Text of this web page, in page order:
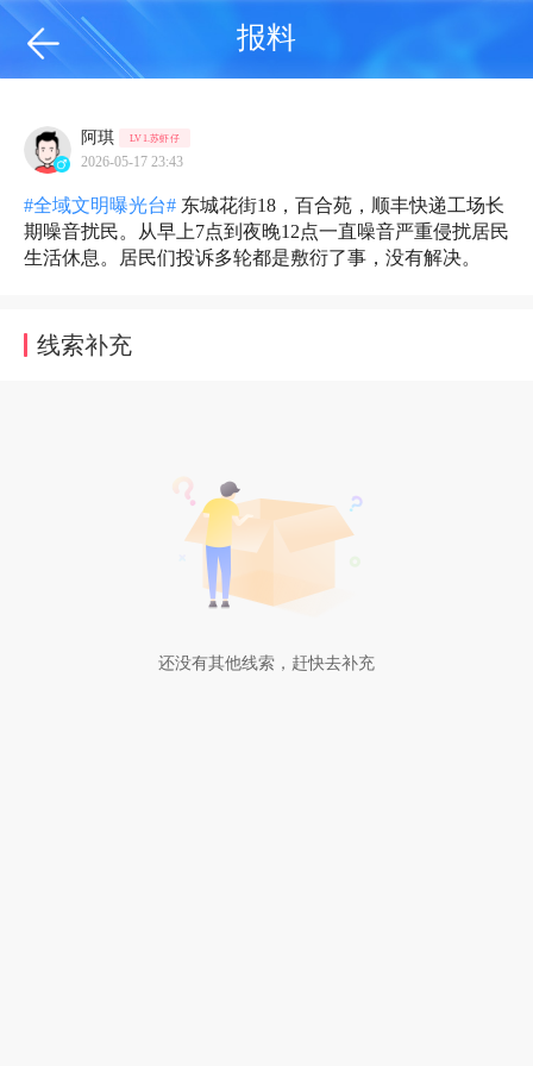
报料
阿琪 LV1.苏虾仔
2026-05-17 23:43
#全域文明曝光台# 东城花街18，百合苑，顺丰快递工场长
期噪音扰民。从早上7点到夜晚12点一直噪音严重侵扰居民
生活休息。居民们投诉多轮都是敷衍了事，没有解决。
线索补充
还没有其他线索，赶快去补充